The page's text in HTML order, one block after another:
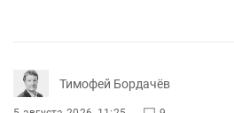
Тимофей Бордачёв